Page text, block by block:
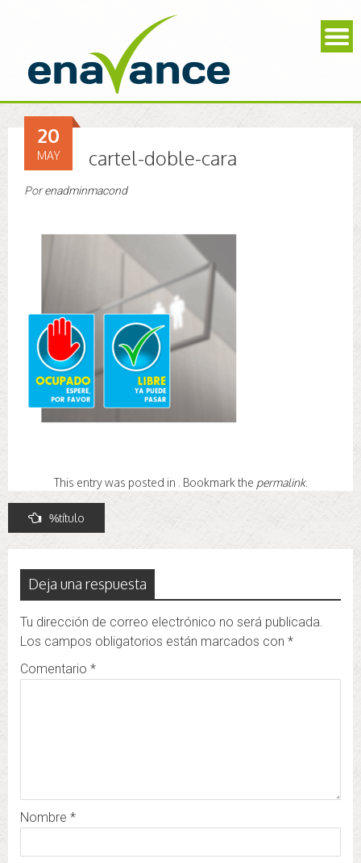
cartel-doble-cara
20
MAY
Porenadminmacond
This entry was posted in . Bookmark the permalink.
Navegación
de
%título
Deja una respuesta
Tu dirección de correo electrónico no será publicada.
Los campos obligatorios están marcados con *
Comentario *
Nombre *